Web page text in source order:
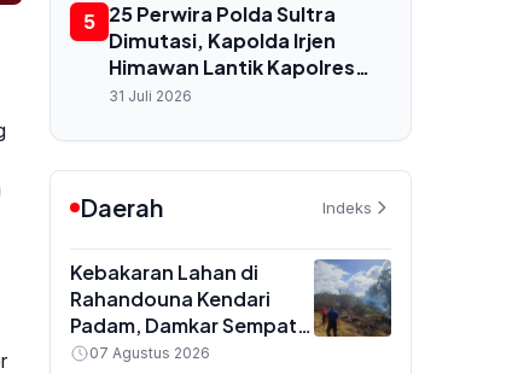
5 25 Perwira Polda Sultra
Dimutasi, Kapolda Irjen
Himawan Lantik Kapolres
Baru di Baubau hingga
31 Juli 2026
Daerah Indeks
Kebakaran Lahan di
Rahandouna Kendari
Padam, Damkar Sempat
Padamkan Api yang
07 Agustus 2026